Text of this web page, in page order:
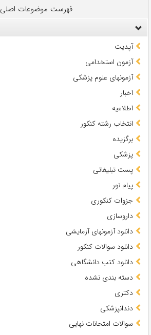
فهرست موضوعات اصلی
آپدیت
آزمون استخدامی
آزمونهای علوم پزشکی
اخبار
اطلاعیه
انتخاب رشته کنکور
برگزیده
پزشکی
پست تبلیغاتی
پیام نور
جزوات کنکوری
داروسازی
دانلود آزمونهای آزمایشی
دانلود سوالات کنکور
دانلود کتب دانشگاهی
دسته بندی نشده
دکتری
دندانپزشکی
سوالات امتحانات نهایی